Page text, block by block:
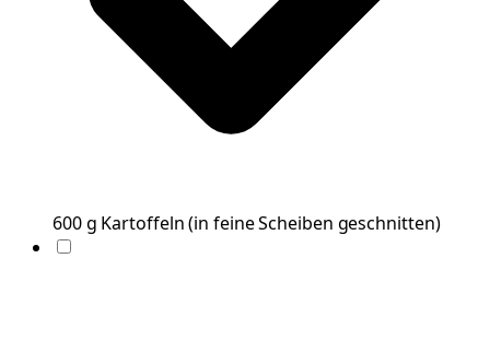
600g Kartoffeln(in feine Scheiben geschnitten)